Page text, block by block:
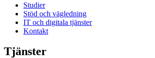
Studier
Stöd och vägledning
IT och digitala tjänster
Kontakt
Tjänster